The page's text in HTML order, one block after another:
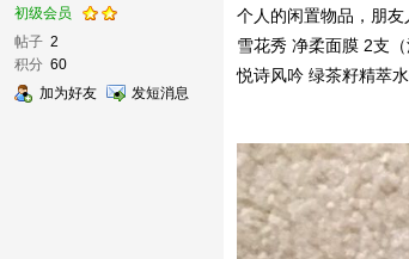
初级会员
帖子 2
积分 60
加为好友
发短消息
个人的闲置物品，朋
雪花秀 净柔面膜 2支
悦诗风吟 绿茶籽精萃